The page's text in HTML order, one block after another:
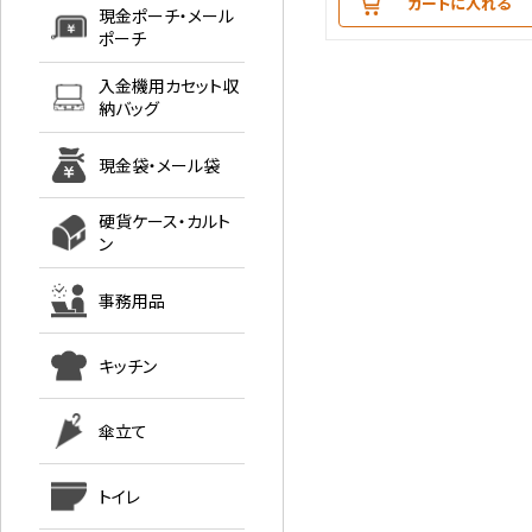
現金ポーチ・メール
ポーチ
入金機用カセット収
納バッグ
現金袋・メール袋
硬貨ケース・カルト
ン
事務用品
キッチン
傘立て
トイレ